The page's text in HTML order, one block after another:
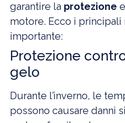
garantire la protezione
motore. Ecco i
importante:
Protezione
gelo
Durante l’inverno, le
possono causare danni